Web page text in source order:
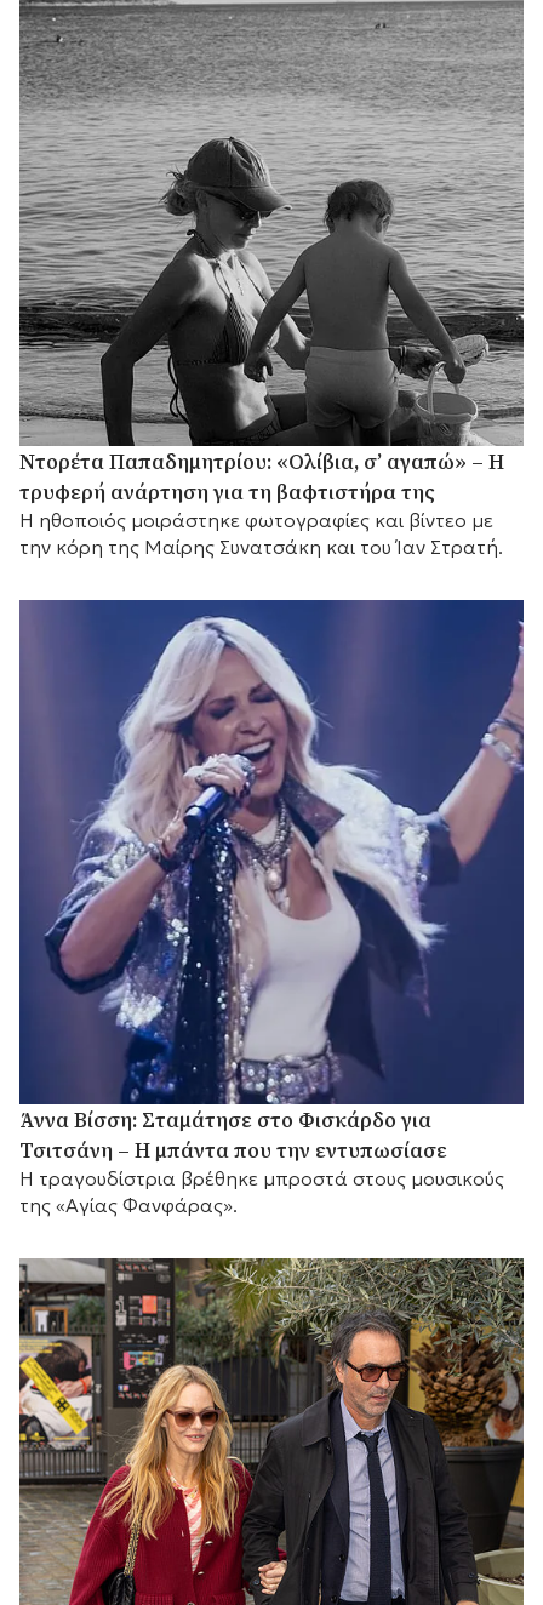
Ντορέτα Παπαδημητρίου: «Ολίβια, σ’ αγαπώ» – Η
τρυφερή ανάρτηση για τη βαφτιστήρα της
Η ηθοποιός μοιράστηκε φωτογραφίες και βίντεο με
την κόρη της Μαίρης Συνατσάκη και του Ίαν Στρατή.
Άννα Βίσση: Σταμάτησε στο Φισκάρδο για
Τσιτσάνη – Η μπάντα που την εντυπωσίασε
Η τραγουδίστρια βρέθηκε μπροστά στους μουσικούς
της «Αγίας Φανφάρας».